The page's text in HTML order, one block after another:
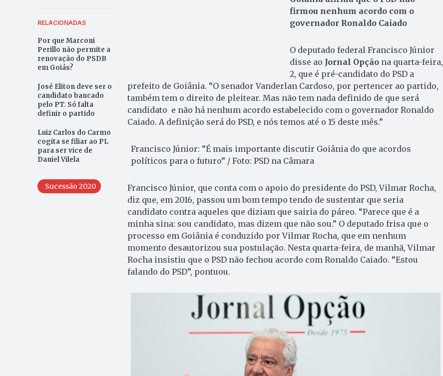
RELACIONADAS
Por que Marconi
Perillo não permite a
renovação do PSDB
em Goiás?
José Eliton deve ser o
candidato bancado
pelo PT. Só falta
definir o partido
Luiz Carlos do Carmo
cogita se filiar ao PL
para ser vice de
Daniel Vilela
Sucessão 2020
firmou nenhum acordo com o
governador Ronaldo Caiado
O deputado federal Francisco Júnior
disse ao Jornal Opçãona quarta-feira,
2, que é pré-candidato do PSD a
prefeito de Goiânia. “O senador Vanderlan Cardoso, por pertencer ao partido,
também tem o direito de pleitear. Mas não tem nada definido de que será
candidato e não há nenhum acordo estabelecido com o governador Ronaldo
Caiado. A definição será do PSD, e nós temos até o 15 deste mês.”
Francisco Júnior: “É mais importante discutir Goiânia do que acordos
políticos para o futuro” / Foto: PSD na Câmara
Francisco Júnior, que conta com o apoio do presidente do PSD, Vilmar Rocha,
diz que, em 2016, passou um bom tempo tendo de sustentar que seria
candidato contra aqueles que diziam que sairia do páreo. “Parece que é a
minha sina: sou candidato, mas dizem que não sou.” O deputado frisa que o
processo em Goiânia é conduzido por Vilmar Rocha, que em nenhum
momento desautorizou sua postulação. Nesta quarta-feira, de manhã, Vilmar
Rocha insistiu que o PSD não fechou acordo com Ronaldo Caiado. “Estou
falando do PSD”, pontuou.